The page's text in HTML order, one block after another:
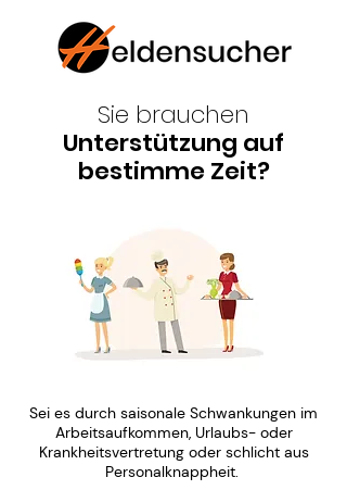
Sie brauchen
Unterstützung auf
bestimme Zeit?
Sei es durch saisonale Schwankungen im
Arbeitsaufkommen, Urlaubs- oder
Krankheitsvertretung oder schlicht aus
Personalknappheit.